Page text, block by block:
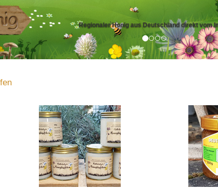
Schwarzwald-Weißtannenhonig kaufen